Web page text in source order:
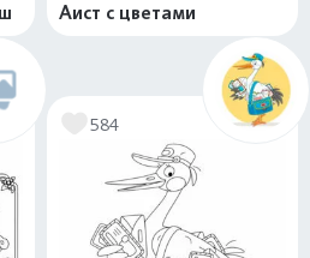
Аист с цветами
584